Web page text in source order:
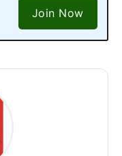
Join Now